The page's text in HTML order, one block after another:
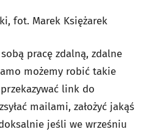
fot. Marek Księżarek
pracę zdalną, zdalne
możemy robić takie
link do
mailami, założyć jakąś
jeśli we wrześniu